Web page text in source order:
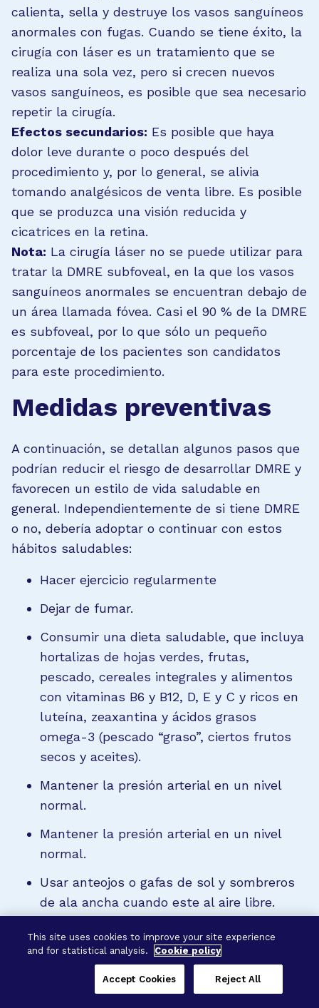
calienta, sella y destruye los vasos sanguíneos
anormales con fugas. Cuando se tiene éxito, la
cirugía con láser es un tratamiento que se
realiza una sola vez, pero si crecen nuevos
vasos sanguíneos, es posible que sea necesario
repetir la cirugía.
Efectos secundarios: Es posible que haya
dolor leve durante o poco después del
procedimiento y, por lo general, se alivia
tomando analgésicos de venta libre. Es posible
que se produzca una visión reducida y
cicatrices en la retina.
Nota: La cirugía láser no se puede utilizar para
tratar la DMRE subfoveal, en la que los vasos
sanguíneos anormales se encuentran debajo de
un área llamada fóvea. Casi el 90 % de la DMRE
es subfoveal, por lo que sólo un pequeño
porcentaje de los pacientes son candidatos
para este procedimiento.
Medidas preventivas
A continuación, se detallan algunos pasos que
podrían reducir el riesgo de desarrollar DMRE y
favorecen un estilo de vida saludable en
general. Independientemente de si tiene DMRE
o no, debería adoptar o continuar con estos
hábitos saludables:
Hacer ejercicio regularmente
Dejar de fumar.
Consumir una dieta saludable, que incluya
hortalizas de hojas verdes, frutas,
pescado, cereales integrales y alimentos
con vitaminas B6 y B12, D, E y C y ricos en
luteína, zeaxantina y ácidos grasos
omega-3 (pescado “graso”, ciertos frutos
secos y aceites).
Mantener la presión arterial en un nivel
normal.
Mantener la presión arterial en un nivel
normal.
Usar anteojos o gafas de sol y sombreros
de ala ancha cuando este al aire libre.
Get regular eye exams, be aware of any
changes in vision, and visit an eye care
specialist if you note changes.
This site uses cookies to improve your site experience
and for statistical analysis.
Cookie policy
Reject All
Accept Cookies